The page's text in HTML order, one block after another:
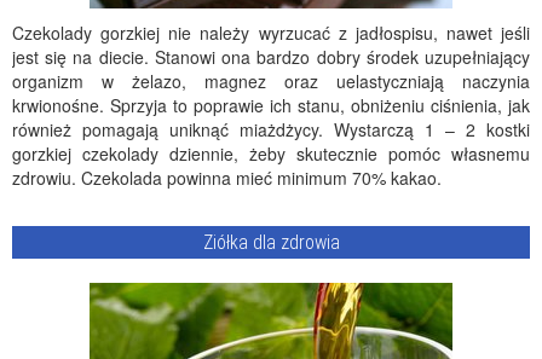
Czekolady gorzkiej nie należy wyrzucać z jadłospisu, nawet jeśli
jest się na diecie. Stanowi ona bardzo dobry środek uzupełniający
organizm w żelazo, magnez oraz uelastyczniają naczynia
krwionośne. Sprzyja to poprawie ich stanu, obniżeniu ciśnienia, jak
również pomagają uniknąć miażdżycy. Wystarczą 1 – 2 kostki
gorzkiej czekolady dziennie, żeby skutecznie pomóc własnemu
zdrowiu. Czekolada powinna mieć minimum 70% kakao.
Ziółka dla zdrowia